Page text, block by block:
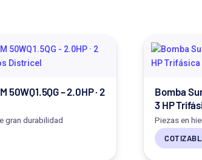
– 2.0HP · 2
gran durabilidad
Bomba
3 HP
Piezas en